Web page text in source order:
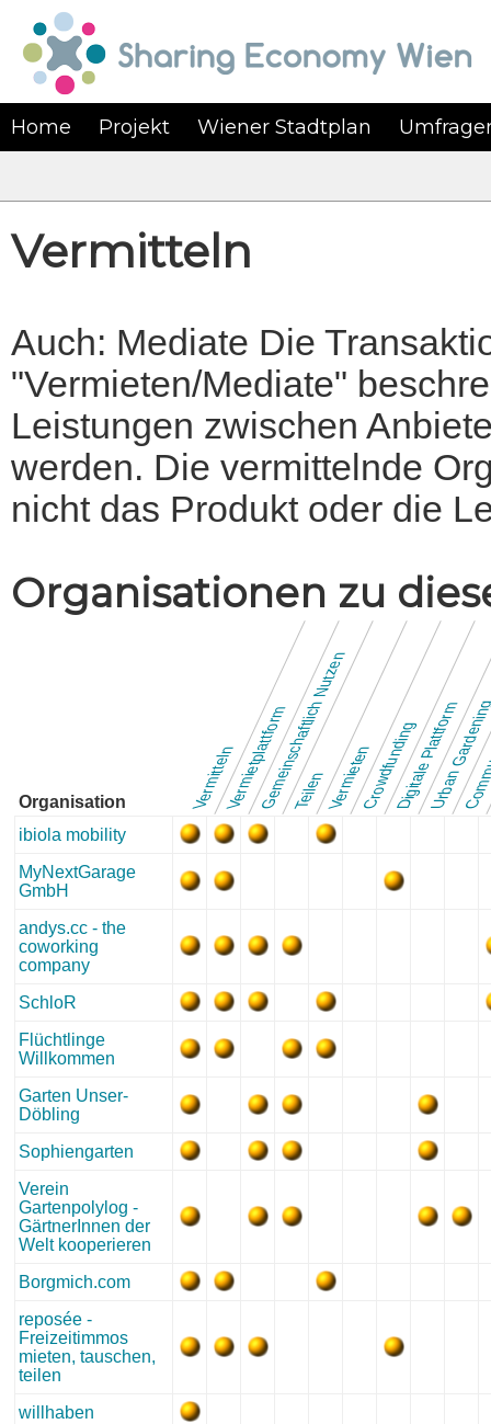
Home Projekt Wiener Stadtplan
Vermitteln
Auch: Mediate Die
"Vermieten/Mediate"
Leistungen zwischen
werden. Die vermittelnde
nicht das Produkt oder die
Organisationen zu
Organisation VermittelnVermietplattformGemeinschaftlich Nutzen
TeilenVermietenCrowdfundingDigitale Plattform
Urban
ibiola mobility
MyNextGarage
GmbH
andys.cc - the
coworking
company
SchloR
Flüchtlinge
Willkommen
Garten Unser-
Döbling
Sophiengarten
Verein
Gartenpolylog -
GärtnerInnen der
Welt kooperieren
Borgmich.com
reposée -
Freizeitimmos
mieten, tauschen,
teilen
willhaben